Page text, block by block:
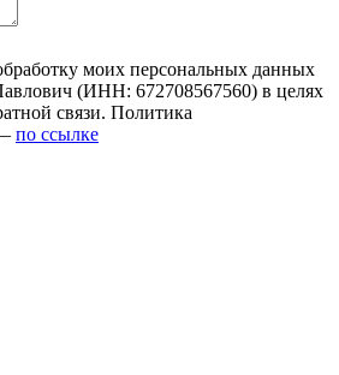
моих персональных данных
(ИНН: 672708567560) в целях
связи. Политика
по ссылке